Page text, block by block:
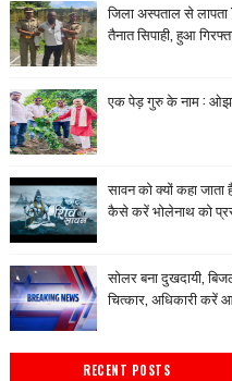
जिला अस्पताल से लापता
तैनात सिपाही, हुआ
एक पेड़ गुरु के नाम :
सावन को क्यों कहा
कैसे करें भोलेनाथ को
सोलर बना दुखदायी,
चित्कार, अधिकारी करें
RECENT POSTS